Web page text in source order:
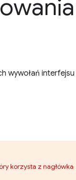
wywołań interfejsu
korzysta z nagłówka